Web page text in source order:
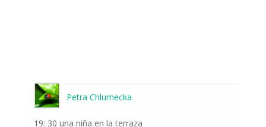
Petra Chlumecka
19: 30 una niña en la terraza